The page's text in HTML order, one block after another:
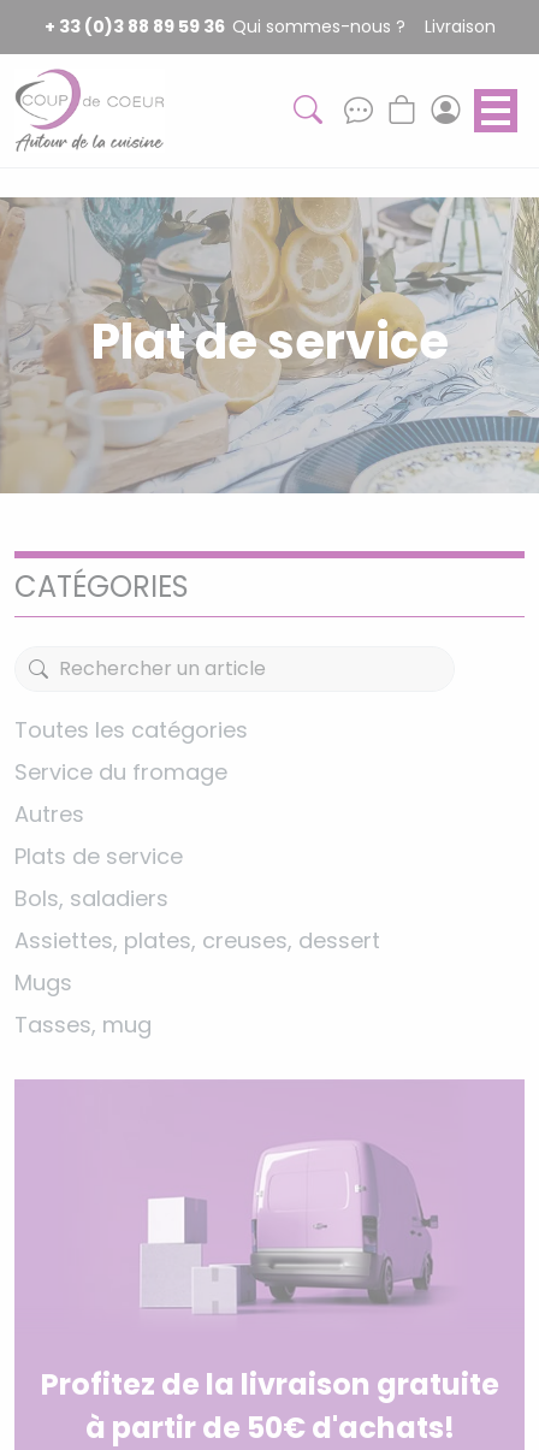
+ 33 (0)3 88 89 59 36 Qui sommes-nous ? Livraison
Plat de service
CATÉGORIES
Toutes les catégories
Service du fromage
Autres
Plats de service
Bols, saladiers
Assiettes, plates, creuses, dessert
Mugs
Tasses, mug
Profitez de la livraison gratuite
à partir de 50€ d'achats!
Panneau de gestion des cookies